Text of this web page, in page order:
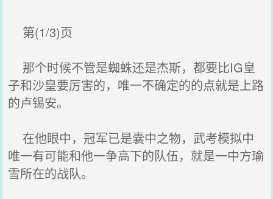
第(1/3)页
那个时候不管是蜘蛛还是杰斯，都要比IG皇
子和沙皇要厉害的，唯一不确定的的点就是上路
的卢锡安。
在他眼中，冠军已是囊中之物，武考模拟中
唯一有可能和他一争高下的队伍，就是一中方瑜
雪所在的战队。